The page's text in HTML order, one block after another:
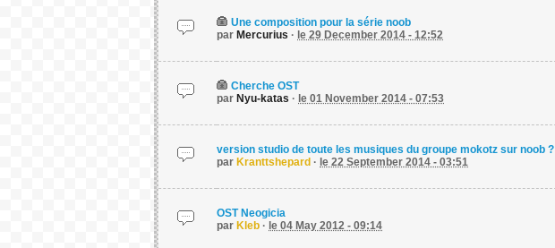
Une composition pour la série noob
par Mercurius · le 29 December 2014 - 12:52
Cherche OST
par Nyu-katas · le 01 November 2014 - 07:53
version studio de toute les musiques du groupe mokotz sur noob ?
par Kranttshepard · le 22 September 2014 - 03:51
OST Neogicia
par Kleb · le 04 May 2012 - 09:14